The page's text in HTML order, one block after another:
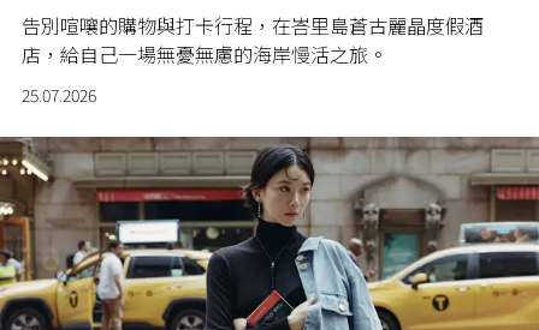
告別喧嚷的購物與打卡行程，在峇里島蒼古麗晶度假酒
店，給自己一場無憂無慮的海岸慢活之旅。
25.07.2026